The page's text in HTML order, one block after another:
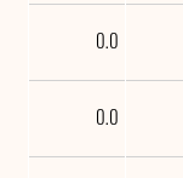
0.0
0.0